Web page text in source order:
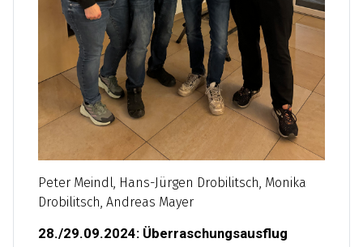
Peter Meindl, Hans-Jürgen Drobilitsch, Monika
Drobilitsch, Andreas Mayer
28./29.09.2024: Überraschungsausflug